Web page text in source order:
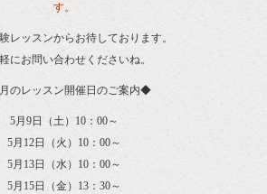
す。
レッスンからお待しております。
にお問い合わせくださいね。
のレッスン開催日のご案内◆
5月9日（土）10：00～
5月12日（火）10：00～
5月13日（水）10：00～
5月15日（金）13：30～